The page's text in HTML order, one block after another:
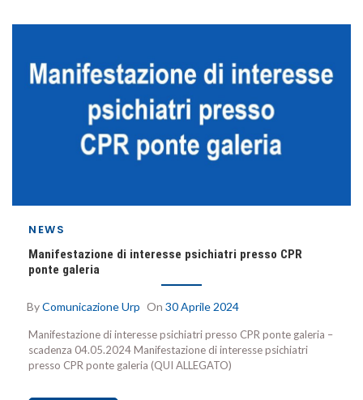
NEWS
Manifestazione di interesse psichiatri presso CPR
ponte galeria
ByComunicazione Urp On 30 Aprile 2024
Manifestazione di interesse psichiatri presso CPR ponte galeria –
scadenza 04.05.2024 Manifestazione di interesse psichiatri
presso CPR ponte galeria (QUI ALLEGATO)